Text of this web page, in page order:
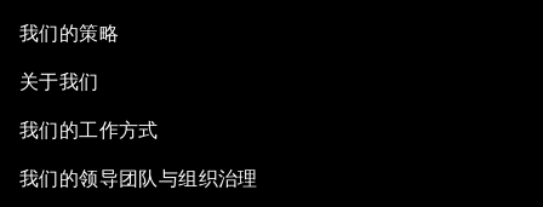
我们的策略
关于我们
我们的工作方式
我们的领导团队与组织治理